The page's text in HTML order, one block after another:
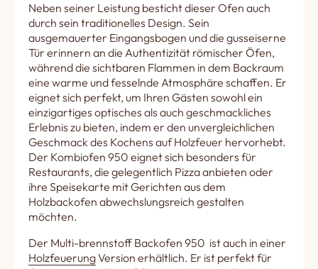
Neben seiner Leistung besticht dieser Ofen auch
durch sein traditionelles Design. Sein
ausgemauerter Eingangsbogen und die gusseiserne
Tür erinnern an die Authentizität römischer Öfen,
während die sichtbaren Flammen in dem Backraum
eine warme und fesselnde Atmosphäre schaffen. Er
eignet sich perfekt, um Ihren Gästen sowohl ein
einzigartiges optisches als auch geschmackliches
Erlebnis zu bieten, indem er den unvergleichlichen
Geschmack des Kochens auf Holzfeuer hervorhebt.
Der Kombiofen 950 eignet sich besonders für
Restaurants, die gelegentlich Pizza anbieten oder
ihre Speisekarte mit Gerichten aus dem
Holzbackofen abwechslungsreich gestalten
möchten.
Der Multi-brennstoff Backofen 950 ist auch in einer
HolzfeuerungVersion erhältlich. Er ist perfekt für